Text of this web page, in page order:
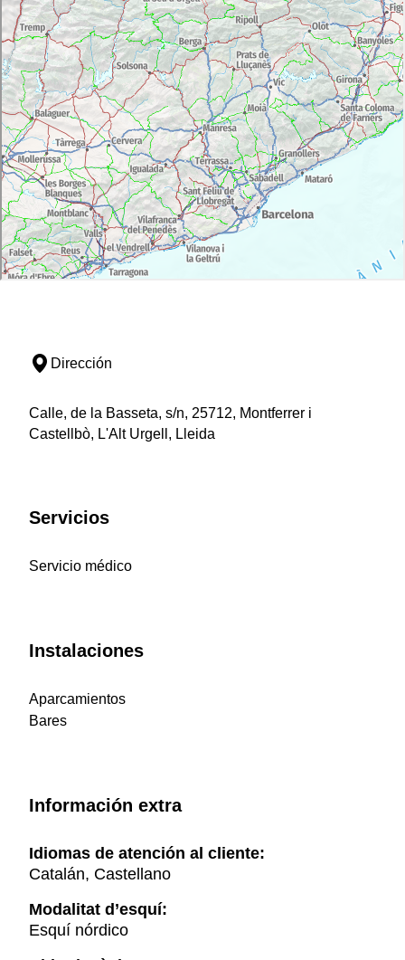
Dirección
Calle, de la Basseta, s/n, 25712, Montferrer i
Castellbò, L'Alt Urgell, Lleida
Servicios
Servicio médico
Instalaciones
Aparcamientos
Bares
Información extra
Idiomas de atención al cliente:
Catalán, Castellano
Modalitat d’esquí:
Esquí nórdico